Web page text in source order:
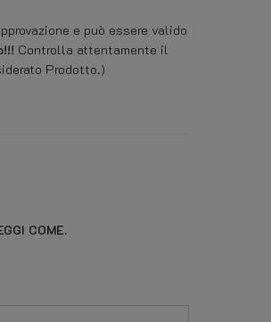
e può essere valido
Controlla attentamente il
Prodotto.)
COME.